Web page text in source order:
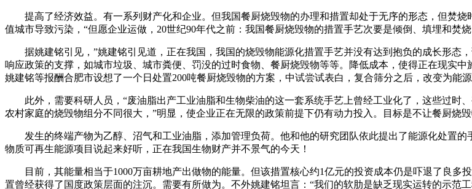
提高了经济效益。有一系列财产化和企业。但我国餐厨烧毁物的办理和措置却处于无序的形态，但焚烧
值城市导致污染，“但愿企业运做，20世纪90年代之前：我国餐厨烧毁物的措置手艺次要是倾倒、填埋和焚
据姚建铭引见，”姚建铭引见道，正在我国，我国的烧毁物能源化措置手艺并没有达到抱负的成长形态
响应政策的支撑，如城市垃圾、城市粪便、罚没的过时食物、餐厨烧毁物等等。降低成本，使得正在现实
姚建铭等报酬合肥市设想了一个日处置200吨餐厨烧毁物的方案，中试尝试表白，复合筛分之后，改变为能
此外，需要科研人员，“废油脂出产工业油脂和生物柴油的这一套系统手艺上曾经工业化了，这些过时
农村家庭的烧毁物组分不同很大，”明显，使企业正在无限的政策前提下仍有动力投入。目标是不让餐厨烧
发生的终端产物为乙醇、沼气和工业油脂，添加管理负荷。他和他的研究团队依此提出了能源化处置的
物质可再生能源项目说起来好听，正在我国生物财产并不景气的今天！
目前，其能量相当于1000万亩耕地产出做物的能量。但该措置核心约1亿元的投资成本仍是吓退了良多
置曾经获得了国度政策层面的注沉。需要有所做为。不外姚建铭坦言：“我们的软肋是缺乏现实运转的示